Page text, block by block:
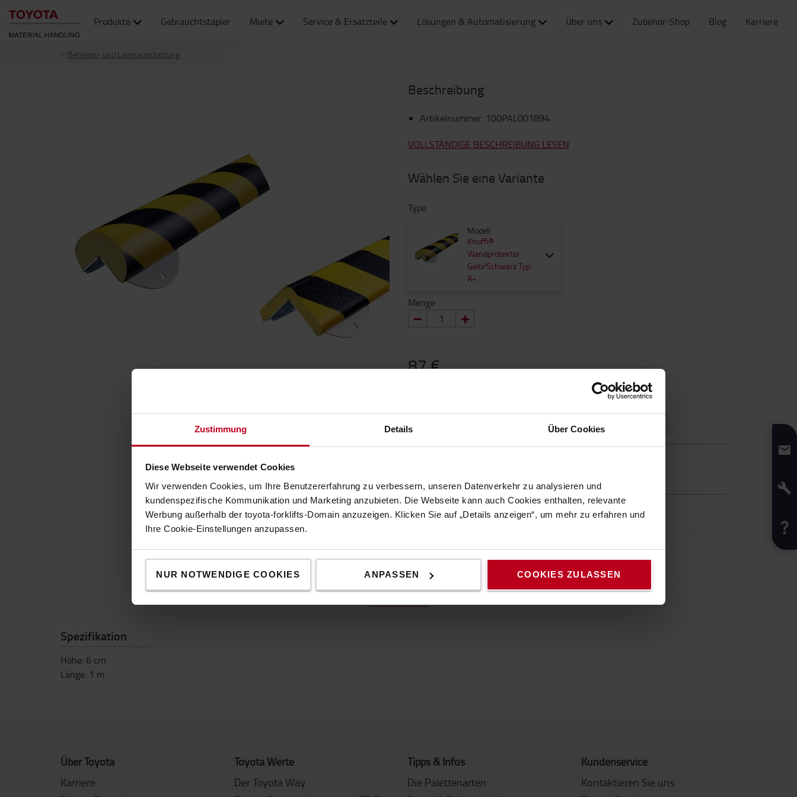
Zustimmung Details Über Cookies
Diese Webseite verwendet Cookies
Wir verwenden Cookies, um Ihre Benutzererfahrung zu verbessern, unseren Datenverkehr zu analysieren und
kundenspezifische Kommunikation und Marketing anzubieten. Die Webseite kann auch Cookies enthalten, relevante
Werbung außerhalb der toyota-forklifts-Domain anzuzeigen. Klicken Sie auf „Details anzeigen“, um mehr zu erfahren und
Ihre Cookie-Einstellungen anzupassen.
NUR NOTWENDIGE COOKIES ANPASSEN COOKIES ZULASSEN
Produkte Gebrauchtstapler Miete Service & Ersatzteile Lösungen & Automatisierung Über uns Zubehör-Shop Blog Karriere
Betriebs- und Lagerausstattung
Beschreibung
Artikelnummer: 100PAL001894
VOLLSTÄNDIGE BESCHREIBUNG LESEN
Wählen Sie eine Variante
Type
Modell
Knuffi®
Wandprotektor
Gelb/Schwarz Typ
A+
Menge
87 €
KONTAKTIEREN SIE UNS
EIGENSCHAFTEN
Eigenschaften
Spezifikation
Höhe: 6 cm
Länge: 1 m
Über Toyota
Karriere
Toyota Werte
Der Toyota Way
Tipps & Infos
Die Palettenarten
Kundenservice
Kontaktieren Sie uns